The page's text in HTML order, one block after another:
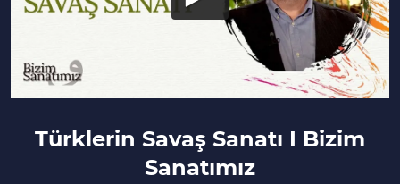
Türklerin Savaş Sanatı I Bizim
Sanatımız